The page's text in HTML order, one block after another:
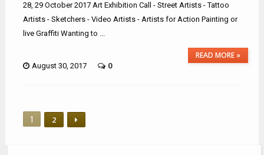
28, 29 October 2017 Art Exhibition Call - Street Artists - Tattoo
Artists - Sketchers - Video Artists - Artists for Action Painting or
live Graffiti Wanting to ...
READ MORE »
August 30, 2017 0
1 2